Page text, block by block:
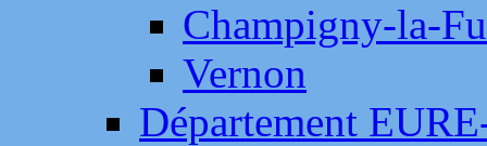
Champigny-la-
Vernon
Département